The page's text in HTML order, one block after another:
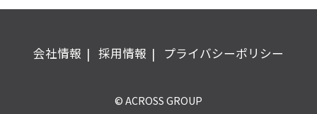
会社情報 採用情報 プライバシーポリシー
© ACROSS GROUP